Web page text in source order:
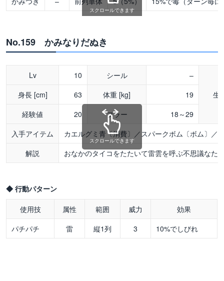
スクロールできます
No.159 かみなりだぬき
Lv 10 シール
–
生
身長 [cm] 63 体重 [kg]
19
経験値
20 ブラー
18～29
入手アイテム
カエルグミ青〔消費〕／スパークボム〔ボム〕／
解説
おなかのタイコをたたいて雷雲を呼ぶ不思議なた
スクロールできます
◆ 行動パターン
使用技 属性 範囲 威力
効果
パチパチ
雷 縦1列 3 10%でしびれ